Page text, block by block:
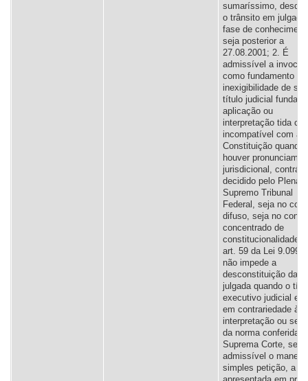
sumaríssimo, desde
o trânsito em julgado
fase de
seja posterior a
27.08.2001; 2. É
admissível a
como fundamento da
inexigibilidade de ser
título judicial
aplicação ou
interpretação tida
incompatível com a
Constituição quando
houver
jurisdicional,
decidido pelo
Supremo Tribunal
Federal, seja no
difuso, seja no
concentrado de
constitucionalidade;
art. 59 da Lei 9.099/
não impede a
desconstituição da
julgada quando o
executivo judicial
em contrariedade à
interpretação ou
da norma conferida
Suprema Corte,
admissível o manejo
simples petição, a